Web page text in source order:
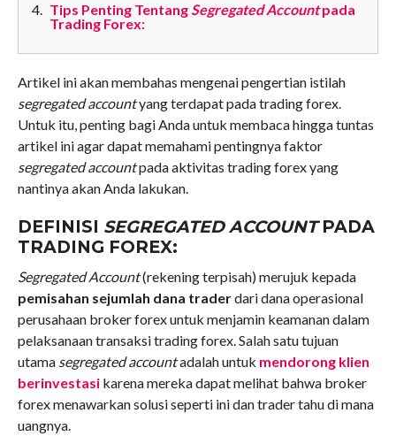
Tips Penting TentangSegregated Accountpada
Trading Forex:
Artikel ini akan membahas mengenai pengertian istilah
segregated accountyang terdapat pada trading forex.
Untuk itu, penting bagi Anda untuk membaca hingga tuntas
artikel ini agar dapat memahami pentingnya faktor
segregated accountpada aktivitas trading forex yang
nantinya akan Anda lakukan.
DEFINISI SEGREGATED ACCOUNTPADA
TRADING FOREX:
Segregated Account(rekening terpisah) merujuk kepada
pemisahan sejumlah dana traderdari dana operasional
perusahaan broker forex untuk menjamin keamanan dalam
pelaksanaan transaksi trading forex. Salah satu tujuan
utama segregated accountadalah untuk mendorong klien
berinvestasikarena mereka dapat melihat bahwa broker
forex menawarkan solusi seperti ini dan trader tahu di mana
uangnya.